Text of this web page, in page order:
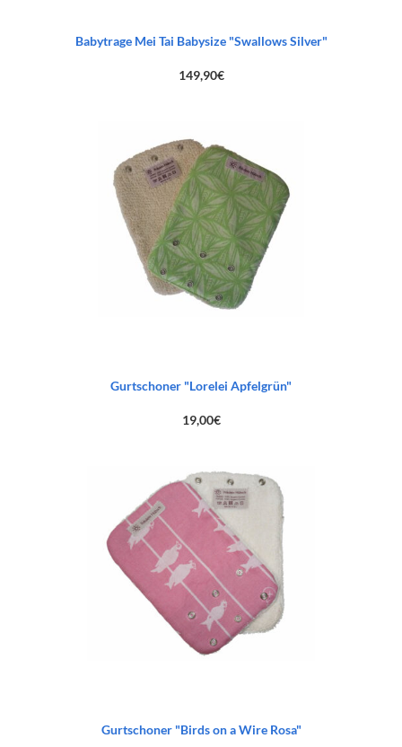
Babytrage Mei Tai Babysize "Swallows Silver"
149,90€
Gurtschoner "Lorelei Apfelgrün"
19,00€
Gurtschoner "Birds on a Wire Rosa"